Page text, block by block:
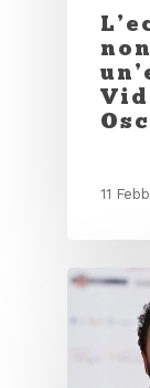
11